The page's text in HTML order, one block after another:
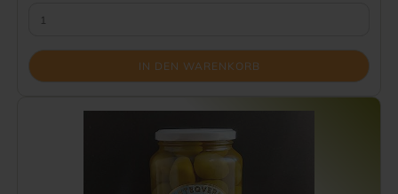
IN DEN WARENKORB